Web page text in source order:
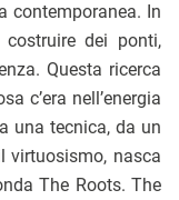
contemporanea. In
dei ponti,
Questa ricerca
c’era nell’energia
una tecnica, da un
virtuosismo, nasca
The Roots. The